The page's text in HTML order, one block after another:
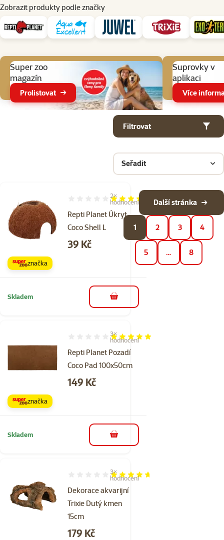
Zobrazit produkty podle značky
Super zoo
magazín
Prolistovat
Suprovky v
aplikaci
Více
Filtrovat
Seřadit
Produkty v kategorii Pozadí a dekorace do terárií
Repti Planet Úkryt
Coco Shell L
Hodnocení 100%, počet hodnocení: 2
2×
hodnocení
Cena
39 Kč
značka
Skladem do košíku
Repti Planet Pozadí
Coco Pad 100x50cm
Hodnocení 100%, počet hodnocení: 3
3×
hodnocení
Cena
149 Kč
značka
Skladem do košíku
Dekorace akvarijní
Trixie Dutý kmen
15cm
Hodnocení 93%, počet hodnocení: 3
3×
hodnocení
Cena
179 Kč
1 2 3 4
5 … 8
Další stránka